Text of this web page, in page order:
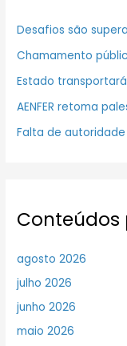
Desafios são
Chamamento
Estado
AENFER retoma
Falta de
Conteúdos
agosto 2026
julho 2026
junho 2026
maio 2026